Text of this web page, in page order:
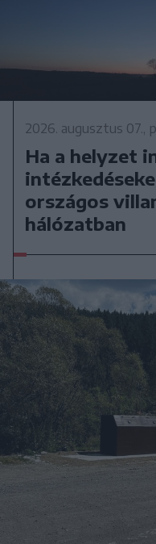
2026. augusztus 07.,
Ha a helyzet
országos
hálózatban